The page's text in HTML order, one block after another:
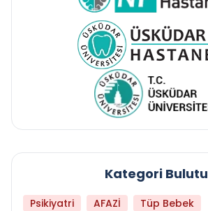
Kategori Bulutu
Psikiyatri AFAZİ
Tüp Bebek